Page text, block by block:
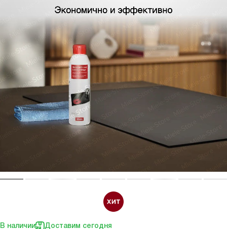
В наличии Доставим сегодня